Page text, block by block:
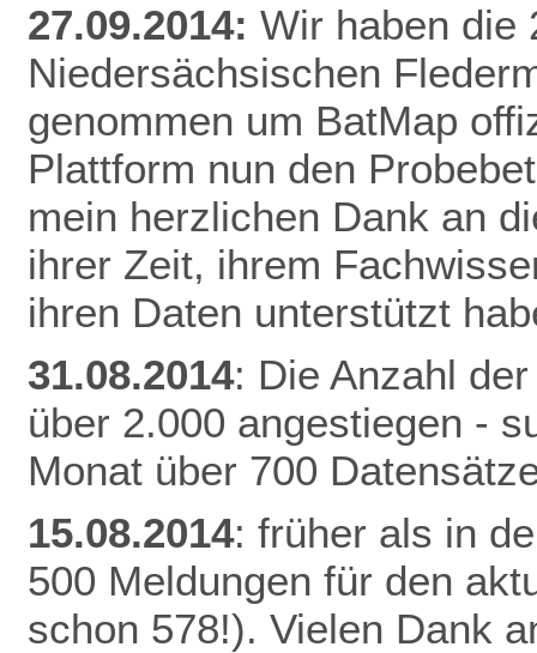
27.09.2014: Wir haben die
Niedersächsischen
genommen um BatMap
Plattform nun den
mein herzlichen Dank an
ihrer Zeit, ihrem
ihren Daten unterstützt
31.08.2014: Die Anzahl
über 2.000 angestiegen -
Monat über 700
15.08.2014: früher als in
500 Meldungen für den
schon 578!). Vielen Dank